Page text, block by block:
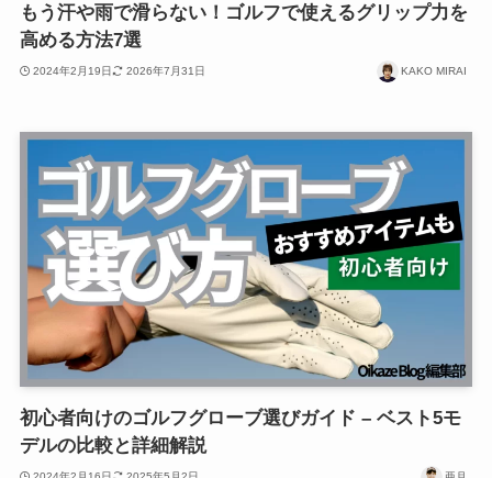
もう汗や雨で滑らない！ゴルフで使えるグリップ力を
高める方法7選
2024年2月19日 2026年7月31日 KAKO MIRAI
初心者向けのゴルフグローブ選びガイド – ベスト5モ
デルの比較と詳細解説